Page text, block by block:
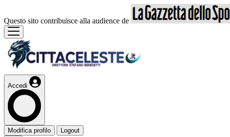
Questo sito contribuisce alla audience de
Accedi
Modifica profilo Logout